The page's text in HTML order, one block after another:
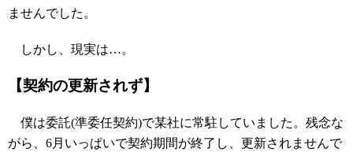
ませんでした。
しかし、現実は…。
【契約の更新されず】
僕は委託(準委任契約)で某社に常駐していました。残念な
がら、6月いっぱいで契約期間が終了し、更新されませんで